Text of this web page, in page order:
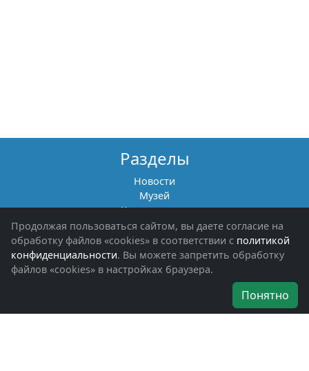
Разделы
Новости
Музей
Книги памяти
Фотоальбомы
Обращения граждан
Помощь участникам СВО и их семьям
Об организации
Наши награды
Продолжая пользоваться сайтом, вы даете согласие на
обработку файлов «cookies» в соответствии с политикой
конфиденциальности. Вы можете запретить обработку
файлов «cookies» в настройках браузера.
Понятно